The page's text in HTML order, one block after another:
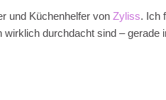
und Küchenhelfer von Zyliss. Ich
durchdacht sind – gerade